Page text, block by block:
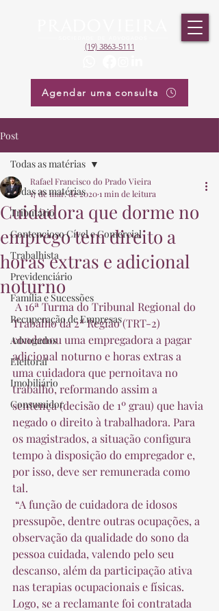
(19) 3863-5111
Agendar uma consulta
Post
Todas as matérias
Tributário
Contencioso Cível e Comercial
Trabalhista
Previdenciário
Família e Sucessões
Recuperação de Empresas
Advogados
Eleitoral
Imobiliário
Consumidor
Todas as matérias
Cuidadora que dorme no
emprego tem direito a
horas extras e adicional
noturno
Rafael Francisco do Prado Vieira
17 de mar. de 20201 min de leitura
Trabalho da 2ª Região (TRT-2)
condenou uma empregadora a pagar
adicional noturno e horas extras a
uma cuidadora que pernoitava no
trabalho, reformando assim a
sentença (decisão de 1º grau) que havia
negado o direito à trabalhadora. Para
os magistrados, a situação configura
tempo à disposição do empregador e,
por isso, deve ser remunerada como
tal.
pressupõe, dentre outras ocupações, a
observação da qualidade do sono da
pessoa cuidada, valendo pelo seu
descanso, além da participação ativa
nas terapias ocupacionais e físicas.
Logo, se a reclamante foi contratada